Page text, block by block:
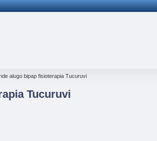
(15)3326-9334 (15)99109-3183
alugo bipap fisioterapia Tucuruvi
Tucuruvi